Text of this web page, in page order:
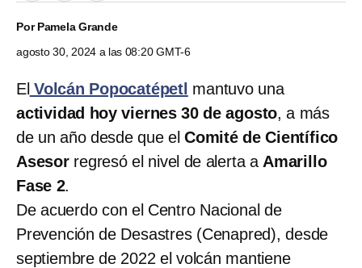
PorPamela Grande
agosto 30, 2024 a las 08:20 GMT-6
El Volcán Popocatépetl mantuvo una
actividad hoy viernes 30 de agosto, a más
de un año desde que elComité de Científico
Asesorregresó el nivel de alerta a Amarillo
Fase 2.
De acuerdo con el Centro Nacional de
Prevención de Desastres (Cenapred), desde
septiembre de 2022 el volcán mantiene